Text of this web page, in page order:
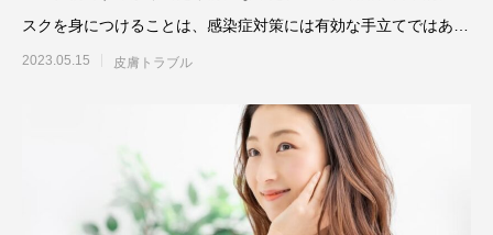
スクを身につけることは、感染症対策には有効な手立てではあり
ますが、かたや美容の観
2023.05.15 皮膚トラブル